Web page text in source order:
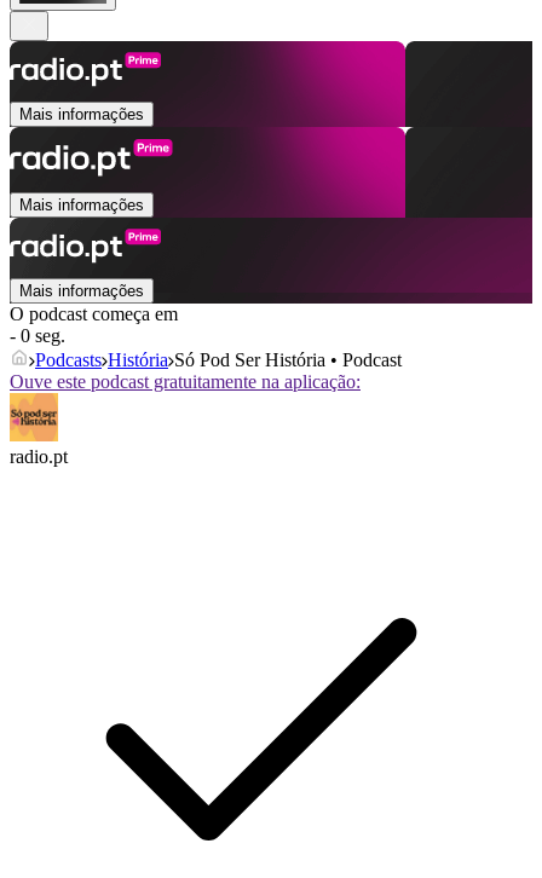
Mais informações
Mais informações
Mais informações
O podcast começa em
- 0 seg.
Podcasts História Só Pod Ser História • Podcast
Ouve este podcast gratuitamente na aplicação:
radio.pt